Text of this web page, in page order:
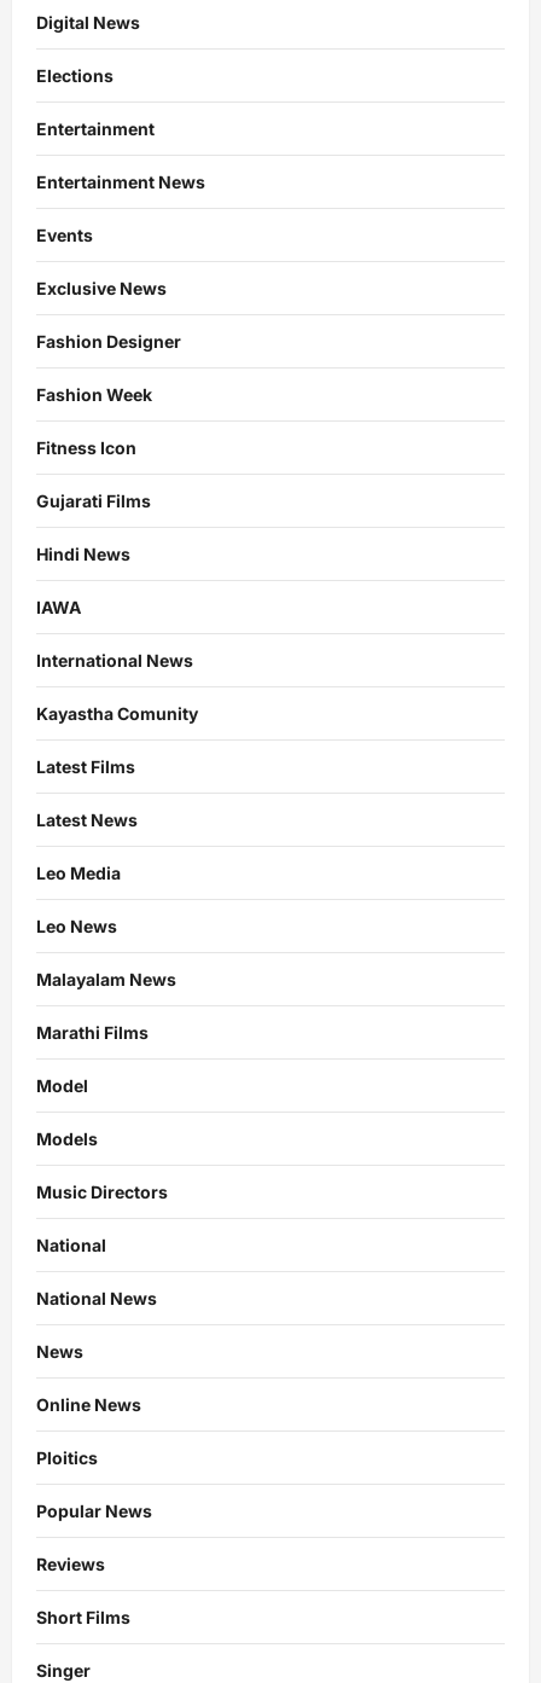
Digital News
Elections
Entertainment
Entertainment News
Events
Exclusive News
Fashion Designer
Fashion Week
Fitness Icon
Gujarati Films
Hindi News
IAWA
International News
Kayastha Comunity
Latest Films
Latest News
Leo Media
Leo News
Malayalam News
Marathi Films
Model
Models
Music Directors
National
National News
News
Online News
Ploitics
Popular News
Reviews
Short Films
Singer